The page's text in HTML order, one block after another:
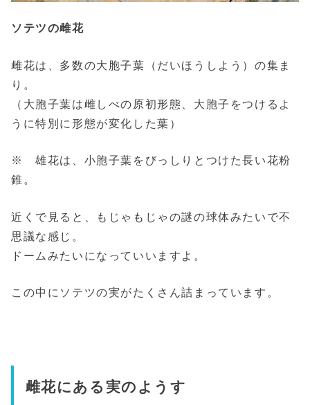
ソテツの雌花
雌花は、多数の大胞子葉（だいほうしよう）の集ま
り。
（大胞子葉は雌しべの原初形態、大胞子をつけるよ
うに特別に形態が変化した葉）
※ 雄花は、小胞子葉をびっしりとつけた長い花粉
錐。
近くで見ると、もじゃもじゃの謎の球体みたいで不
思議な感じ。
ドームみたいになっていいますよ。
この中にソテツの実がたくさん詰まっています。
雌花にある実のようす